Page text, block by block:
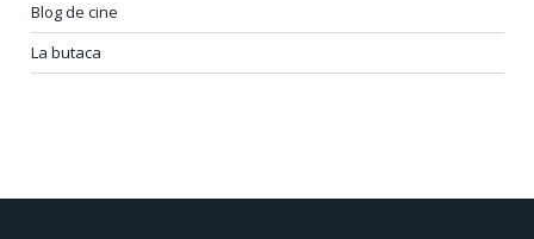
Blog de cine
La butaca